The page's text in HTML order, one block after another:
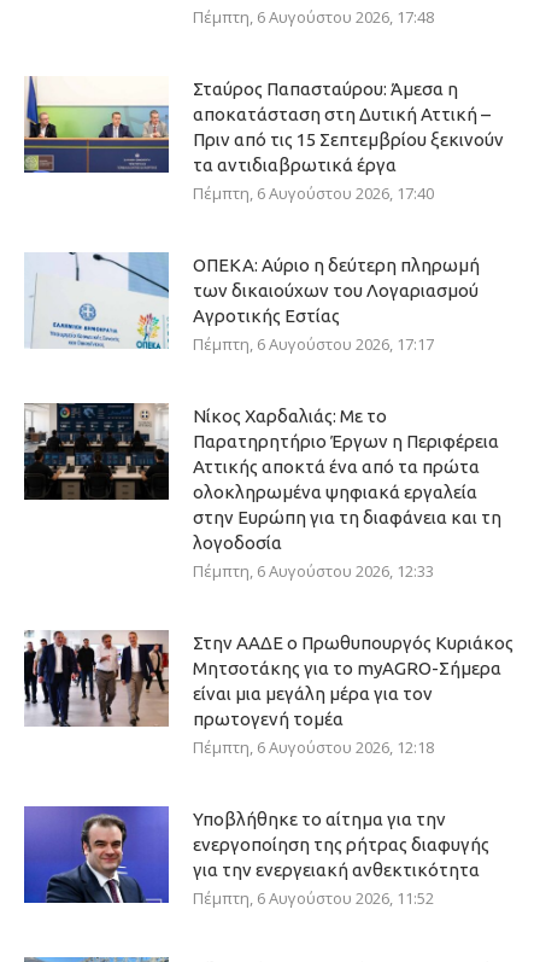
Πέμπτη, 6 Αυγούστου 2026, 17:48
Σταύρος Παπασταύρου: Άμεσα η
αποκατάσταση στη Δυτική Αττική –
Πριν από τις 15 Σεπτεμβρίου ξεκινούν
τα αντιδιαβρωτικά έργα
Πέμπτη, 6 Αυγούστου 2026, 17:40
ΟΠΕΚΑ: Αύριο η δεύτερη πληρωμή
των δικαιούχων του Λογαριασμού
Αγροτικής Εστίας
Πέμπτη, 6 Αυγούστου 2026, 17:17
Νίκος Χαρδαλιάς: Με το
Παρατηρητήριο Έργων η Περιφέρεια
Αττικής αποκτά ένα από τα πρώτα
ολοκληρωμένα ψηφιακά εργαλεία
στην Ευρώπη για τη διαφάνεια και τη
λογοδοσία
Πέμπτη, 6 Αυγούστου 2026, 12:33
Στην ΑΑΔΕ ο Πρωθυπουργός Κυριάκος
Μητσοτάκης για το myAGRO-Σήμερα
είναι μια μεγάλη μέρα για τον
πρωτογενή τομέα
Πέμπτη, 6 Αυγούστου 2026, 12:18
Υποβλήθηκε το αίτημα για την
ενεργοποίηση της ρήτρας διαφυγής
για την ενεργειακή ανθεκτικότητα
Πέμπτη, 6 Αυγούστου 2026, 11:52